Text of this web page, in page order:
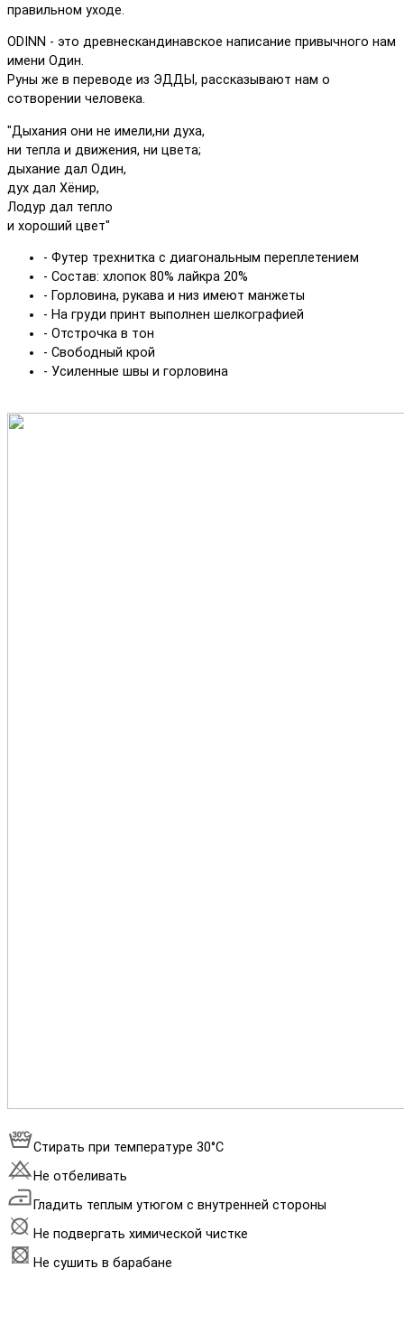
правильном уходе.
ODINN - это древнескандинавское написание привычного нам
имени Один.
Руны же в переводе из ЭДДЫ, рассказывают нам о
сотворении человека.
"Дыхания они не имели,ни духа,
ни тепла и движения, ни цвета;
дыхание дал Один,
дух дал Хёнир,
Лодур дал тепло
и хороший цвет"
- Футер трехнитка с диагональным переплетением
- Состав: хлопок 80% лайкра 20%
- Горловина, рукава и низ имеют манжеты
- На груди принт выполнен шелкографией
- Отстрочка в тон
- Свободный крой
- Усиленные швы и горловина
Стирать при температуре 30°С
Не отбеливать
Гладить теплым утюгом с внутренней стороны
Не подвергать химической чистке
Не сушить в барабане